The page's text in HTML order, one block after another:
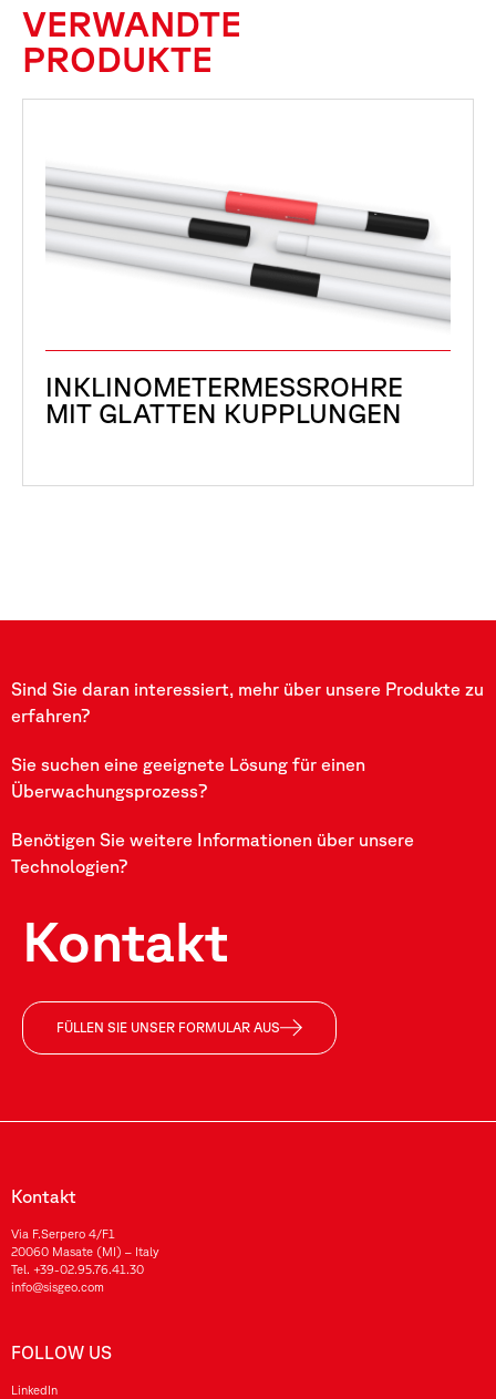
VERWANDTE
PRODUKTE
INKLINOMETERMESSROHRE
MIT GLATTEN KUPPLUNGEN
Sind Sie daran interessiert, mehr über unsere Produkte zu
erfahren?
Sie suchen eine geeignete Lösung für einen
Überwachungsprozess?
Benötigen Sie weitere Informationen über unsere
Technologien?
Kontakt
FÜLLEN SIE UNSER FORMULAR AUS
Kontakt
Via F.Serpero 4/F1
20060 Masate (MI) – Italy
Tel. +39-02.95.76.41.30
info@sisgeo.com
FOLLOW US
LinkedIn